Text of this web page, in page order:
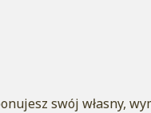
swój własny,